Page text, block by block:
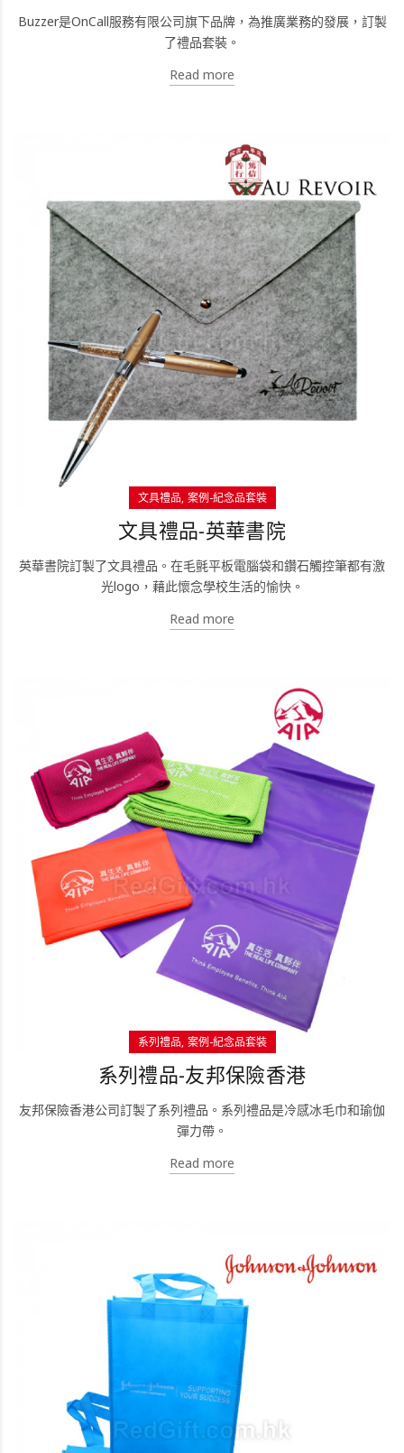
Buzzer是OnCall服務有限公司旗下品牌，為推廣業務的發展，訂製
了禮品套裝。
Read more
文具禮品 案例-紀念品套裝
文具禮品-英華書院
英華書院訂製了文具禮品。在毛氈平板電腦袋和鑽石觸控筆都有激
光logo，藉此懷念學校生活的愉快。
Read more
系列禮品 案例-紀念品套裝
系列禮品-友邦保險香港
友邦保險香港公司訂製了系列禮品。系列禮品是冷感冰毛巾和瑜伽
彈力帶。
Read more